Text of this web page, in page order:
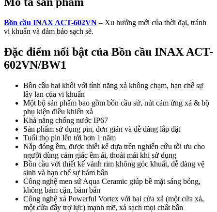
Bồn cầu INAX ACT-602VN – Xu hướng mới của thời đại, tránh
vi khuẩn và đảm bảo sạch sẽ.
Đặc điểm nổi bật của Bồn cầu INAX ACT-
602VN/BW1
Bồn cầu hai khối với tính năng xả không chạm, hạn chế sự
lây lan của vi khuẩn
Một bộ sản phẩm bao gồm bồn cầu sứ, nút cảm ứng xả & bộ
phụ kiện điều khiển xả
Khả năng chống nước IP67
Sản phẩm sử dụng pin, đơn giản và dễ dàng lắp đặt
Tuổi thọ pin lên tới hơn 1 năm
Nắp đóng êm, được thiết kế dựa trên nghiên cứu tối ưu cho
người dùng cảm giác êm ái, thoải mái khi sử dụng
Bồn cầu với thiết kế vành rim không góc khuất, dễ dàng vệ
sinh và hạn chế sự bám bẩn
Công nghệ men sứ Aqua Ceramic giúp bề mặt sáng bóng,
không bám cặn, bám bẩn
Công nghệ xả Powerful Vortex với hai cửa xả (một cửa xả,
một cửa đẩy trợ lực) mạnh mẽ, xả sạch mọi chất bẩn